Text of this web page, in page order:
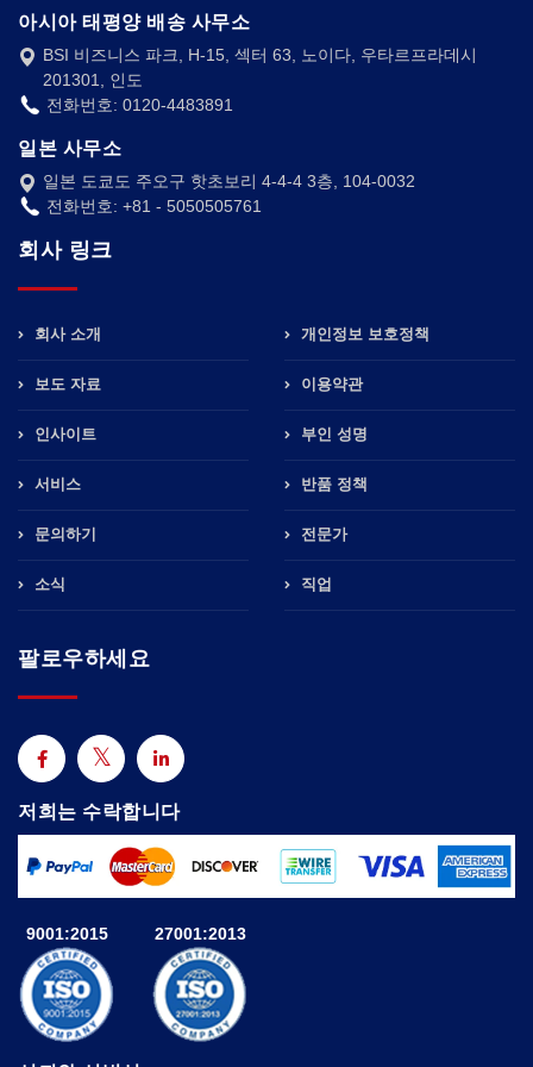
아시아 태평양 배송 사무소
BSI 비즈니스 파크, H-15, 섹터 63, 노이다, 우타르프라데시
201301, 인도
전화번호: 0120-4483891
일본 사무소
일본 도쿄도 주오구 핫초보리 4-4-4 3층, 104-0032
전화번호: +81 - 5050505761
회사 링크
회사 소개
보도 자료
인사이트
서비스
문의하기
소식
개인정보 보호정책
이용약관
부인 성명
반품 정책
전문가
직업
팔로우하세요
저희는 수락합니다
9001:2015 27001:2013